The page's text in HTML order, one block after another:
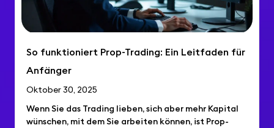
So funktioniert Prop-Trading: Ein Leitfaden für
Anfänger
Oktober 30, 2025
Wenn Sie das Trading lieben, sich aber mehr Kapital
wünschen, mit dem Sie arbeiten können, ist Prop-